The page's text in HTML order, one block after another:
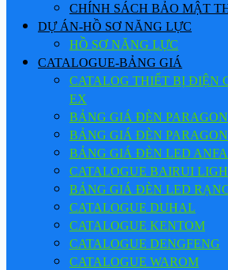
CHÍNH SÁCH BẢO MẬT
DỰ ÁN-HỒ SƠ NĂNG LỰC
HỒ SƠ NĂNG LỰC
CATALOGUE-BẢNG GIÁ
CATALOG THIẾT BỊ ĐIỆN
EX
BẢNG GIÁ ĐÈN PARAGON
BẢNG GIÁ ĐÈN
BẢNG GIÁ ĐÈN LED
CATALOGUE BAIRUI
BẢNG GIÁ ĐÈN LED
CATALOGUE DUHAL
CATALOGUE KENTOM
CATALOGUE DENGFENG
CATALOGUE WAROM